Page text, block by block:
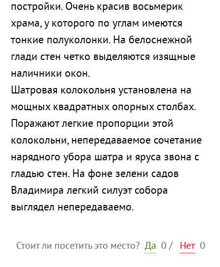
постройки. Очень красив восьмерик
храма, у которого по углам имеются
тонкие полуколонки. На белоснежной
глади стен четко выделяются изящные
наличники окон.
Шатровая колокольня установлена на
мощных квадратных опорных столбах.
Поражают легкие пропорции этой
колокольни, непередаваемое сочетание
нарядного убора шатра и яруса звона с
гладью стен. На фоне зелени садов
Владимира легкий силуэт собора
выглядел непередаваемо.
Стоит ли посетить это место? Да 0 / Нет 0